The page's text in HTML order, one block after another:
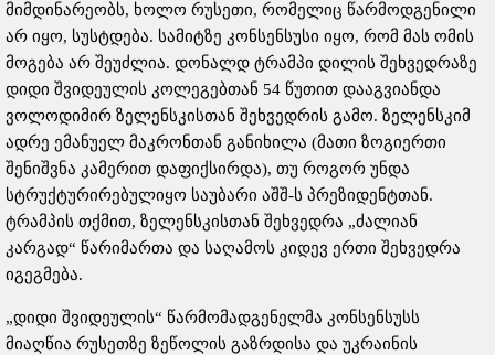
მიმდინარეობს, ხოლო რუსეთი, რომელიც წარმოდგენილი
არ იყო, სუსტდება. სამიტზე კონსენსუსი იყო, რომ მას ომის
მოგება არ შეუძლია. დონალდ ტრამპი დილის შეხვედრაზე
დიდი შვიდეულის კოლეგებთან 54 წუთით დააგვიანდა
ვოლოდიმირ ზელენსკისთან შეხვედრის გამო. ზელენსკიმ
ადრე ემანუელ მაკრონთან განიხილა (მათი ზოგიერთი
შენიშვნა კამერით დაფიქსირდა), თუ როგორ უნდა
სტრუქტურირებულიყო საუბარი აშშ-ს პრეზიდენტთან.
ტრამპის თქმით, ზელენსკისთან შეხვედრა „ძალიან
კარგად“ წარიმართა და საღამოს კიდევ ერთი შეხვედრა
იგეგმება.
„დიდი შვიდეულის“ წარმომადგენელმა კონსენსუსს
მიაღწია რუსეთზე ზეწოლის გაზრდისა და უკრაინის